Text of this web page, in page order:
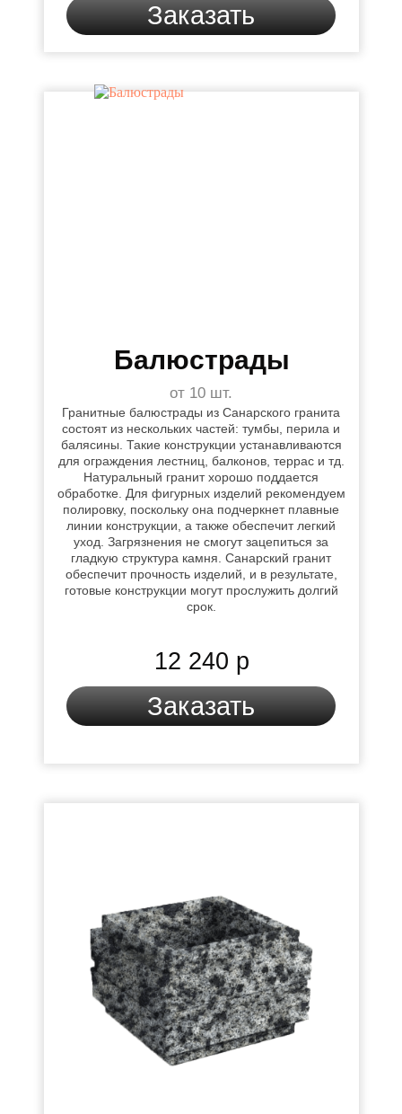
Заказать
Заказать
12 240 р
от 10 шт.
Гранитные балюстрады из Санарского гранита
состоят из нескольких частей: тумбы, перила и
балясины. Такие конструкции устанавливаются
для ограждения лестниц, балконов, террас и тд.
Натуральный гранит хорошо поддается
обработке. Для фигурных изделий рекомендуем
полировку, поскольку она подчеркнет плавные
линии конструкции, а также обеспечит легкий
уход. Загрязнения не смогут зацепиться за
гладкую структура камня. Санарский гранит
обеспечит прочность изделий, и в результате,
готовые конструкции могут прослужить долгий
срок.
Балюстрады